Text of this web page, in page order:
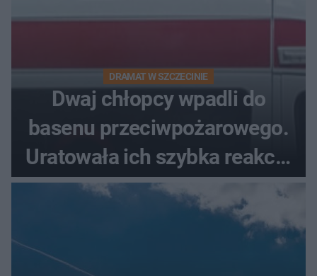
DRAMAT W SZCZECINIE
Dwaj chłopcy wpadli do
basenu przeciwpożarowego.
Uratowała ich szybka reakcja
świadków